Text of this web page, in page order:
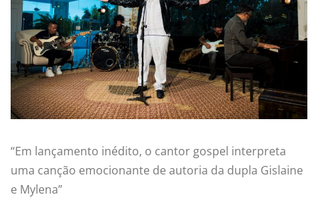
“Em lançamento inédito, o cantor gospel interpreta
uma canção emocionante de autoria da dupla Gislaine
e Mylena”